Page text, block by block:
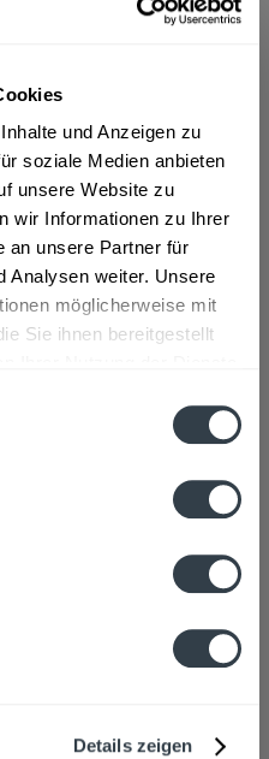
und Anzeigen zu
soziale Medien anbieten
unsere Website zu
wir Informationen zu Ihrer
an unsere Partner für
Analysen weiter. Unsere
möglicherweise mit
Sie ihnen bereitgestellt
Details zeigen
(15%), Kirschsaft aus